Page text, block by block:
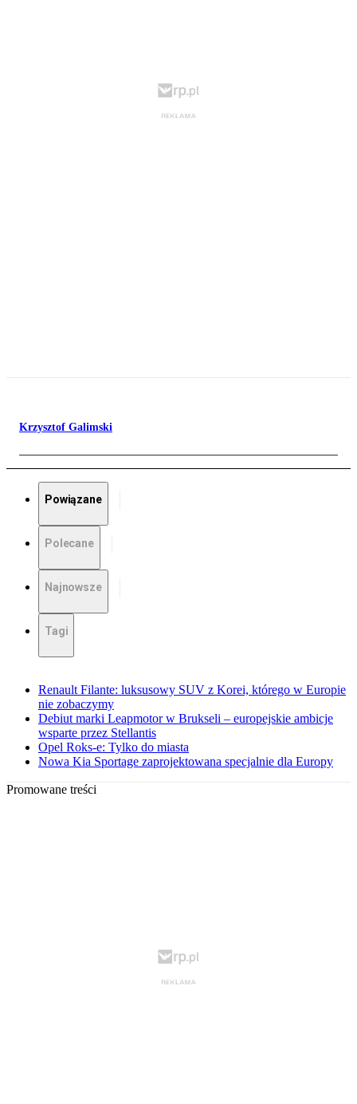
Krzysztof Galimski
Powiązane
Polecane
Najnowsze
Tagi
Renault Filante: luksusowy SUV z Korei, którego w Europie
nie zobaczymy
Debiut marki Leapmotor w Brukseli – europejskie ambicje
wsparte przez Stellantis
Opel Roks-e: Tylko do miasta
Nowa Kia Sportage zaprojektowana specjalnie dla Europy
Promowane treści